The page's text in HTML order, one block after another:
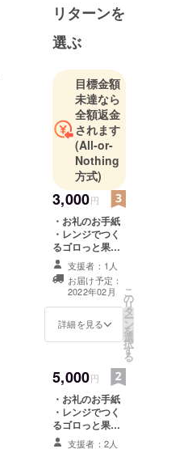
リターンを
選ぶ
目標金額
未達なら
全額返金
されます
(All-or-
Nothing
方式)
3,000円
・お礼のお手紙
・レンジでつく
るゴロっと果実
のホットジャム
の新フレー
バー 3個セット
支援者：1人
お届け予定：
2022年02月
詳細を見る
こ
の
リ
タ
ー
ン
を
選
択
す
る
5,000円
・お礼のお手紙
・レンジでつく
るゴロっと果実
のホットジャ
支援者：2人